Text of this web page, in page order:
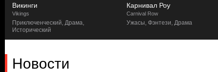
Викинги
Vikings
Приключенческий, Драма,
Исторический
Карнивал Роу
Carnival Row
Ужасы, Фэнтези, Драма
Новости